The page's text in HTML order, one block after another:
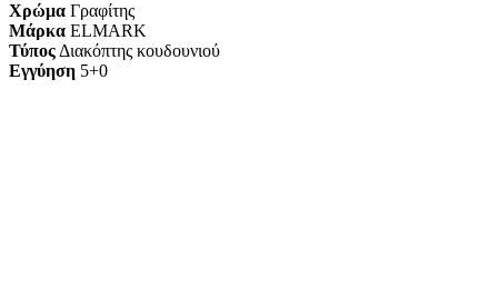
Χρώμα Γραφίτης
Μάρκα ELMARK
Τύπος Διακόπτης κουδουνιού
Εγγύηση 5+0